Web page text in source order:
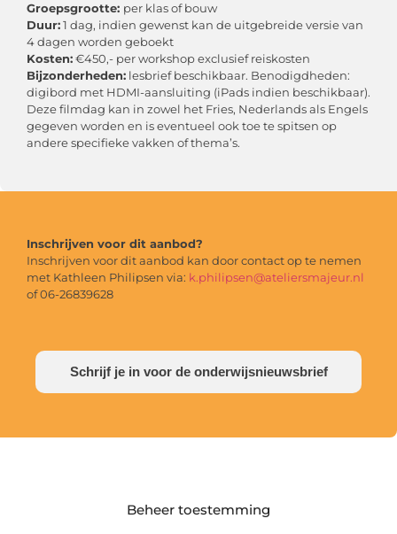
Beheer toestemming
Groepsgrootte: per klas of bouw
Duur:1 dag, indien gewenst kan de uitgebreide versie van
4 dagen worden geboekt
Kosten:€450,- per workshop exclusief reiskosten
Bijzonderheden: lesbrief beschikbaar. Benodigdheden:
digibord met HDMI-aansluiting (iPads indien beschikbaar).
Deze filmdag kan in zowel het Fries, Nederlands als Engels
gegeven worden en is eventueel ook toe te spitsen op
andere specifieke vakken of thema’s.
Inschrijven voor dit aanbod?
Inschrijven voor dit aanbod kan door contact op te nemen
met Kathleen Philipsen via: k.philipsen@ateliersmajeur.nl
of 06-26839628
Schrijf je in voor de onderwijsnieuwsbrief